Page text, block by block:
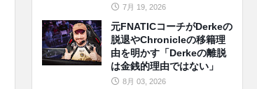
7月 19, 2026
元FNATICコーチがDerkeの
脱退やChronicleの移籍理
由を明かす「Derkeの離脱
は金銭的理由ではない」
8月 03, 2026